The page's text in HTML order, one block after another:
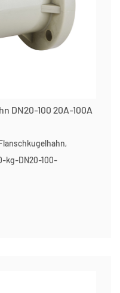
DN20-100 20A-100A
kg-DN20-100-